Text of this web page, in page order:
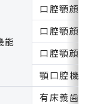
能
口腔顎顔
口腔顎顔
口腔顎顔
顎口腔機
有床義歯